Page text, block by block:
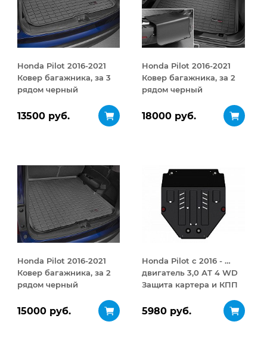
Honda Pilot 2016-2021
Ковер багажника, за 3
рядом черный
13500 руб.
Honda Pilot 2016-2021
Ковер багажника, за 2
рядом черный
18000 руб.
Honda Pilot 2016-2021
Ковер багажника, за 2
рядом черный
15000 руб.
Honda Pilot с 2016 - …
двигатель 3,0 АТ 4 WD
Защита картера и КПП
5980 руб.